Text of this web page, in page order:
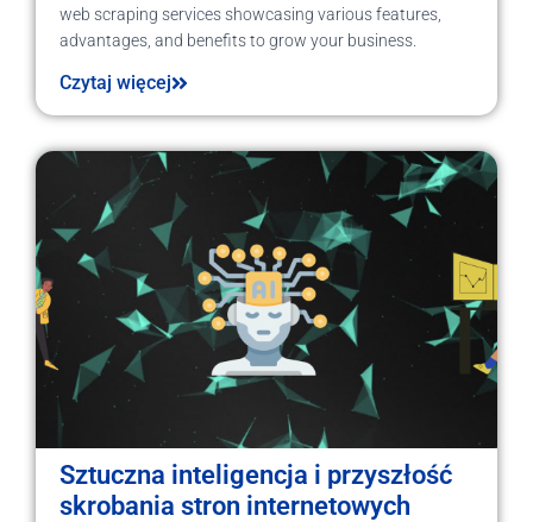
web scraping services showcasing various features,
advantages, and benefits to grow your business.
Czytaj więcej
Sztuczna inteligencja i przyszłość
skrobania stron internetowych